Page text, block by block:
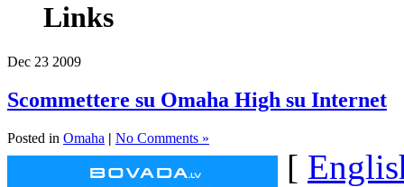
Links
Dec 23 2009
Scommettere su Omaha High su Internet
Posted in Omaha | No Comments »
[